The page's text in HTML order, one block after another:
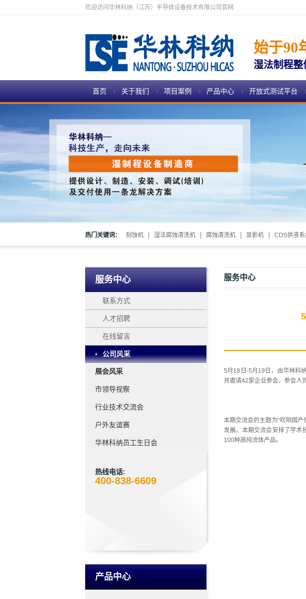
欢迎访问华林科纳（江苏）半导体设备技术有限公司官网
始于90
湿法制程整
首页 关于我们 项目案例 产品中心 开放式测试平台
热门关键词： 刻蚀机 湿法腐蚀清洗机 腐蚀清洗机 显影机 CDS供液系
服务中心
联系方式
人才招聘
在线留言
公司风采
展会风采
市领导视察
行业技术交流会
户外友谊赛
华林科纳员工生日会
热线电话:
400-838-6609
产品中心
服务中心
5月18日-5月19日，由华林科
共邀请42家企业参会，参会人
本期交流会的主题为“吹响国
发展。本期交流会安排了学术
100种高纯流体产品。